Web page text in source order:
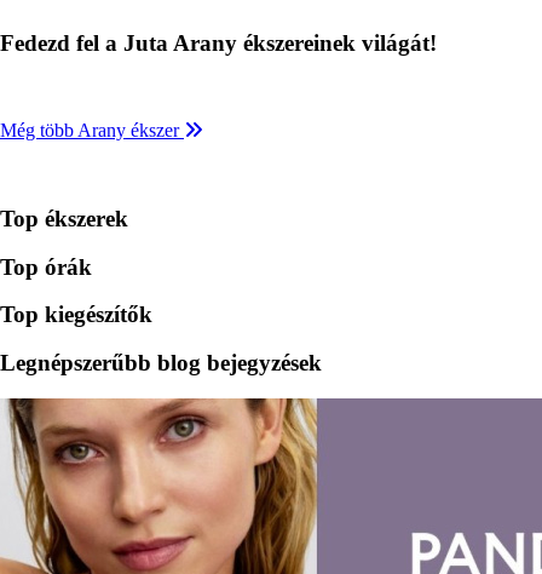
Fedezd fel a Juta Arany ékszereinek világát!
Még több Arany ékszer
Top ékszerek
Top órák
Top kiegészítők
Legnépszerűbb blog bejegyzések